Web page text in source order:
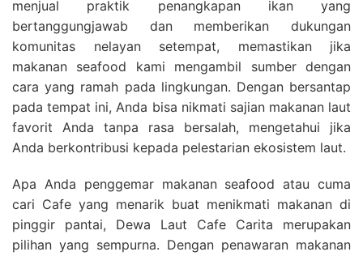
menjual praktik penangkapan ikan yang
bertanggungjawab dan memberikan dukungan
komunitas nelayan setempat, memastikan jika
makanan seafood kami mengambil sumber dengan
cara yang ramah pada lingkungan. Dengan bersantap
pada tempat ini, Anda bisa nikmati sajian makanan laut
favorit Anda tanpa rasa bersalah, mengetahui jika
Anda berkontribusi kepada pelestarian ekosistem laut.
Apa Anda penggemar makanan seafood atau cuma
cari Cafe yang menarik buat menikmati makanan di
pinggir pantai, Dewa Laut Cafe Carita merupakan
pilihan yang sempurna. Dengan penawaran makanan